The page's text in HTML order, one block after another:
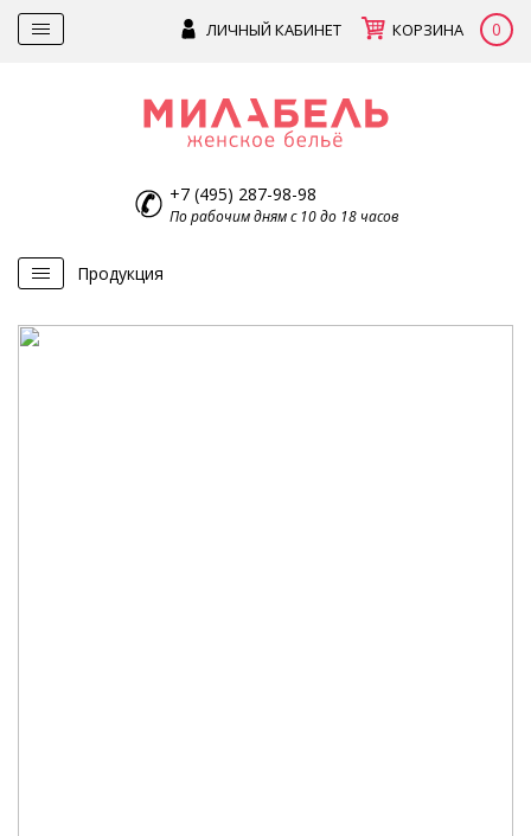
ЛИЧНЫЙ КАБИНЕТ КОРЗИНА 0
+7 (495) 287-98-98
По рабочим дням с 10 до 18 часов
Продукция